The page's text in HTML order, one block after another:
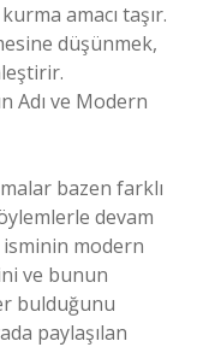
amacı taşır.
düşünmek,
Adı ve Modern
bazen farklı
devam
isminin modern
ve bunun
bulduğunu
paylaşılan